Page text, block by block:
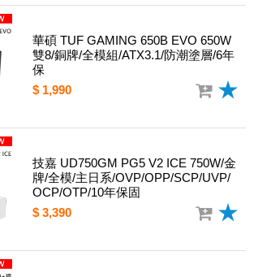
華碩 TUF GAMING 650B EVO 650W
雙8/銅牌/全模組/ATX3.1/防潮塗層/6年
保
$ 1,990
技嘉 UD750GM PG5 V2 ICE 750W/金
牌/全模/主日系/OVP/OPP/SCP/UVP/
OCP/OTP/10年保固
$ 3,390